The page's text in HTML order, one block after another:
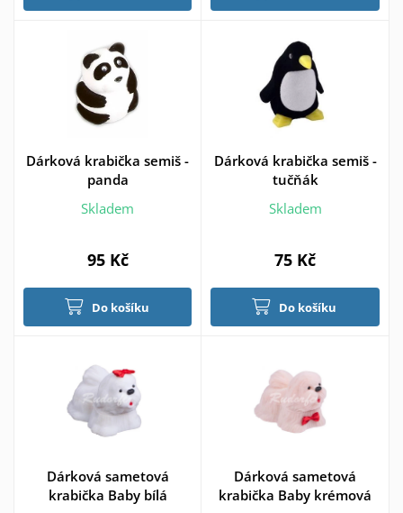
Dárková krabička semiš -
panda
Skladem
95 Kč
Do košíku
Dárková krabička semiš -
tučňák
Skladem
75 Kč
Do košíku
Dárková sametová
krabička Baby bílá
Dárková sametová
krabička Baby krémová